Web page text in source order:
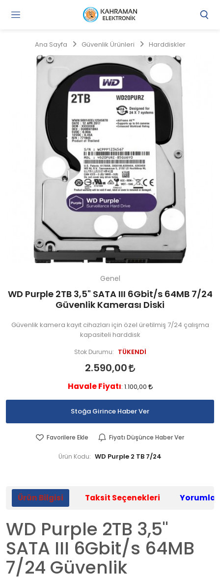
Ana Sayfa Güvenlik Ürünleri Harddiskler
Genel
WD Purple 2TB 3,5" SATA III 6Gbit/s 64MB 7/24
Güvenlik Kamerası Diski
Güvenlik kamera kayıt cihazları için özel üretilmiş 7/24 çalışma
kapasiteli harddisk
Stok Durumu: TÜKENDİ
2.590,00
Havale Fiyatı: 1.100,00
Stoğa Girince Haber Ver
Favorilere Ekle Fiyatı Düşünce Haber Ver
Ürün Kodu: WD Purple 2 TB 7/24
Ürün Bilgisi Taksit Seçenekleri Yorumlar
WD Purple 2TB 3,5"
SATA III 6Gbit/s 64MB
7/24 Güvenlik